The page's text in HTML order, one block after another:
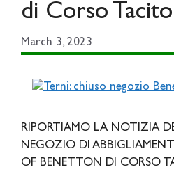
di Corso
March 3, 2023
RIPORTIAMO LA NOTIZIA
NEGOZIO DI
OF BENETTON DI CORSO